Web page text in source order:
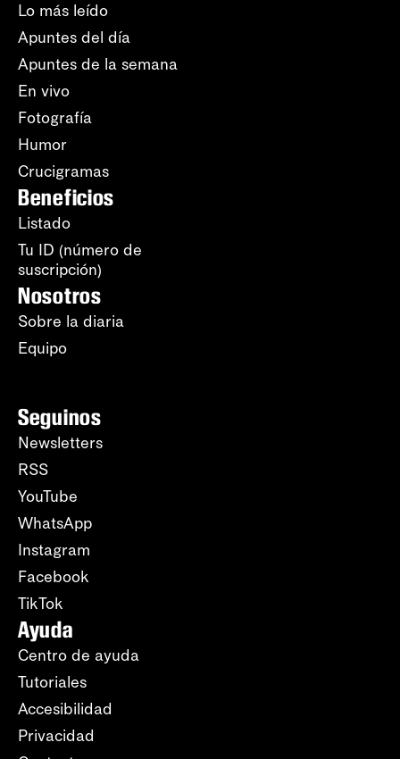
Lo más leído
Apuntes del día
Apuntes de la semana
En vivo
Fotografía
Humor
Crucigramas
Beneficios
Listado
Tu ID (número de
suscripción)
Nosotros
Sobre la diaria
Equipo
Seguinos
Newsletters
RSS
YouTube
WhatsApp
Instagram
Facebook
TikTok
Ayuda
Centro de ayuda
Tutoriales
Accesibilidad
Privacidad